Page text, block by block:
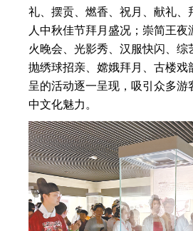
礼、摆贡、燃香、祝月、献礼、
人中秋佳节拜月盛况；崇简王夜
火晚会、光影秀、汉服快闪、综
抛绣球招亲、嫦娥拜月、古楼戏
呈的活动逐一呈现，吸引众多游
中文化魅力。